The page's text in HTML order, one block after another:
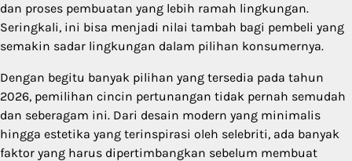
dan proses pembuatan yang lebih ramah lingkungan.
Seringkali, ini bisa menjadi nilai tambah bagi pembeli yang
semakin sadar lingkungan dalam pilihan konsumernya.
Dengan begitu banyak pilihan yang tersedia pada tahun
2026, pemilihan cincin pertunangan tidak pernah semudah
dan seberagam ini. Dari desain modern yang minimalis
hingga estetika yang terinspirasi oleh selebriti, ada banyak
faktor yang harus dipertimbangkan sebelum membuat